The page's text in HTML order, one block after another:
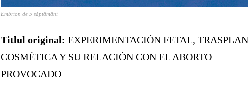
Embrion de 5 săptămâni
Titlul original:EXPERIMENTACIÓN FETAL,
COSMÉTICA Y SU RELACIÓN CON EL ABORTO
PROVOCADO